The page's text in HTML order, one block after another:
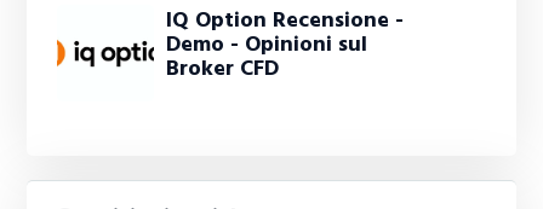
IQ Option Recensione -
Demo - Opinioni sul
Broker CFD